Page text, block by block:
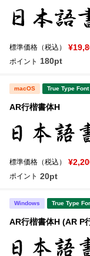
標準価格（税込）
ポイント 180pt
macOS True Type Font
AR行楷書体H
標準価格（税込）
ポイント 20pt
Windows True Type
AR行楷書体H (AR P